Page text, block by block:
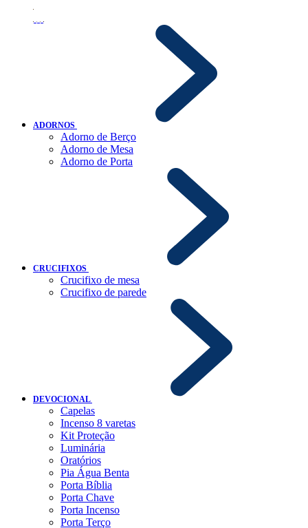
ADORNOS
Adorno de Berço
Adorno de Mesa
Adorno de Porta
CRUCIFIXOS
Crucifixo de mesa
Crucifixo de parede
DEVOCIONAL
Capelas
Incenso 8 varetas
Kit Proteção
Luminária
Oratórios
Pia Água Benta
Porta Bíblia
Porta Chave
Porta Incenso
Porta Terço